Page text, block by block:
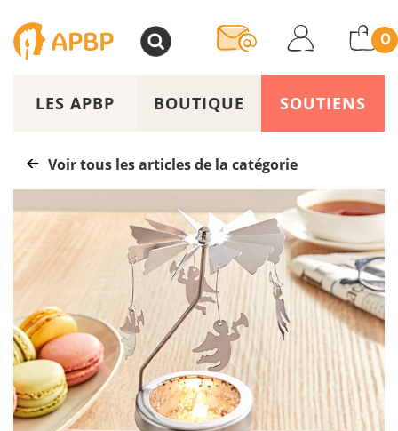
0
LES APBP BOUTIQUE SOUTIENS
Voir tous les articles de la catégorie